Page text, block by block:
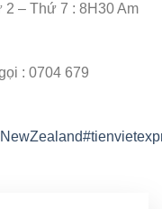
– Thứ 7 : 8H30 Am
: 0704 679